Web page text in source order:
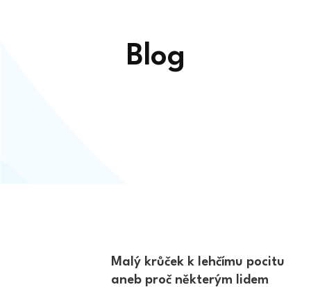
Blog
Malý krůček k lehčímu pocitu
aneb proč některým lidem